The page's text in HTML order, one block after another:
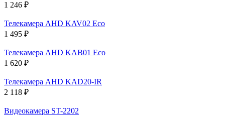
1 246 ₽
Телекамера AHD KAV02 Eco
1 495 ₽
Телекамера AHD KAB01 Eco
1 620 ₽
Телекамера AHD KAD20-IR
2 118 ₽
Видеокамера ST-2202